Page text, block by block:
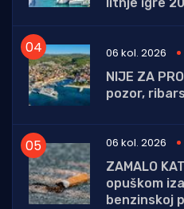
06 kol. 2026
NIJE ZA
pozor,
06 kol. 2026
ZAMALO
opuškom
benzinskoj